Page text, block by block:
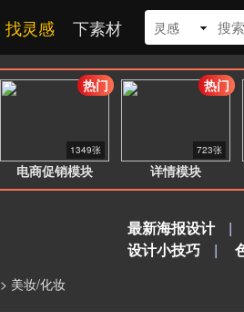
找灵感 下素材 灵感
电商促销模块
1349张
热门
详情模块
723张
热门
最新海报设计
|
设计小技巧
|
> 美妆/化妆